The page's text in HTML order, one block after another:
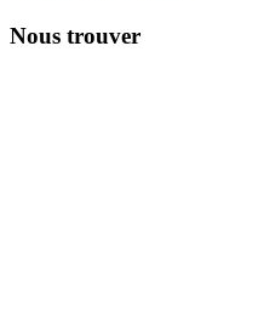
Nous trouver